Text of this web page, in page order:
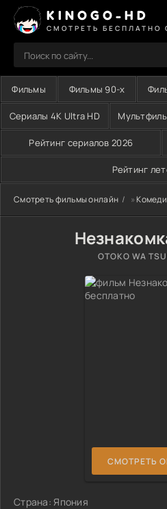
KINOGO-HD
СМОТРЕТЬ БЕСПЛАТНО
Фильмы Фильмы 90-х
Сериалы 4K Ultra HD
Рейтинг сериалов 2026
Рейтинг
Смотреть фильмы онлайн »
OTOKO WA
СМОТРЕТЬ
Страна: Япония